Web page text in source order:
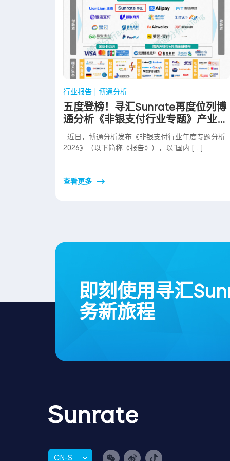
行业报告 | 博通分析
五度登榜！寻汇Sunrate再度位列博
通分析《非银支付行业专题》产业图
谱
近日，博通分析发布《非银支付行业年度专题分析
2026》（以下简称《报告》），以”国内 […]
查看更多
即刻使用寻汇
务新旅程
CN-S